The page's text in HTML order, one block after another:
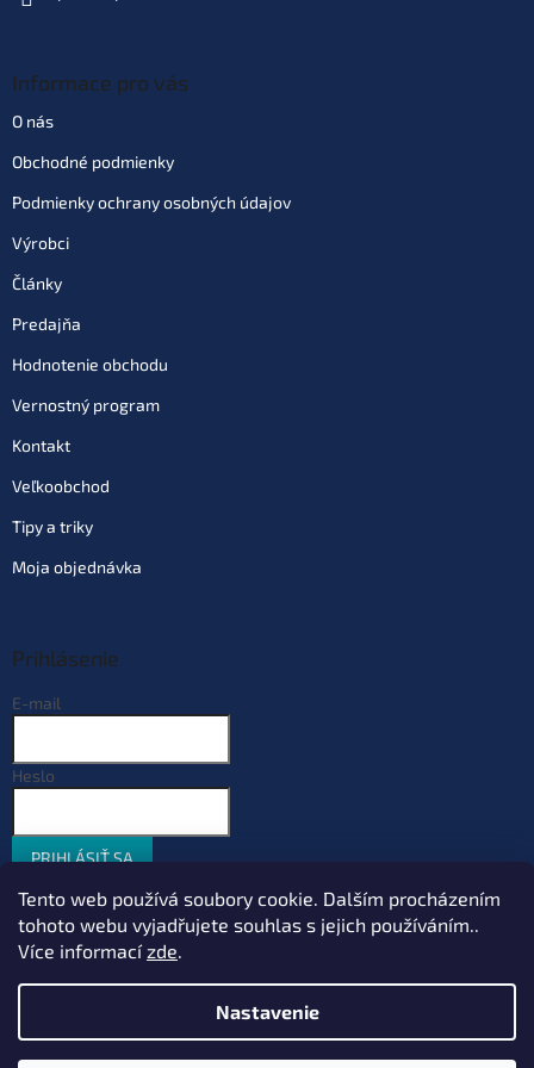
Tento web používá soubory cookie. Dalším procházením
tohoto webu vyjadřujete souhlas s jejich používáním..
Více informacízde.
Nastavenie
Informace pro vás
O nás
Obchodné podmienky
Podmienky ochrany osobných údajov
Výrobci
Články
Predajňa
Hodnotenie obchodu
Vernostný program
Kontakt
Veľkoobchod
Tipy a triky
Moja objednávka
Prihlásenie
E-mail
Heslo
PRIHLÁSIŤ SA
Nová registrácia
Zabudnuté heslo